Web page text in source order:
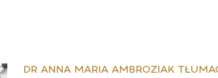
DR ANNA MARIA AMBROZIAK